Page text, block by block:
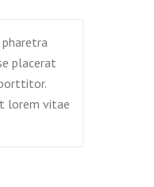
placerat
lorem vitae